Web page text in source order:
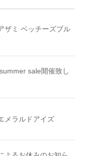
ザミ ベッチーズブル
sale開催致し
ラルドアイズ